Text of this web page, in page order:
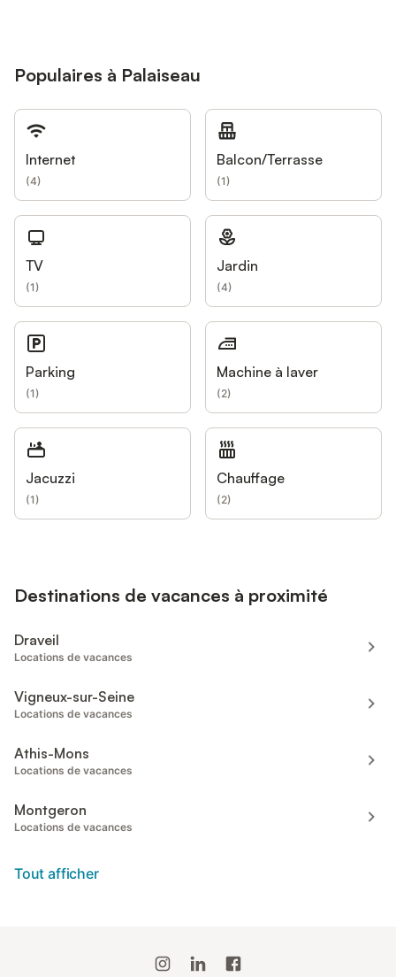
Populaires à Palaiseau
Internet
(4)
Balcon/Terrasse
(1)
TV
(1)
Jardin
(4)
Parking
(1)
Machine à laver
(2)
Jacuzzi
(1)
Chauffage
(2)
Destinations de vacances à proximité
Draveil
Locations de vacances
Vigneux-sur-Seine
Locations de vacances
Athis-Mons
Locations de vacances
Montgeron
Locations de vacances
Tout afficher